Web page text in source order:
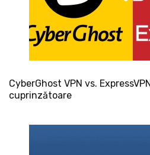
CyberGhost VPN vs.
cuprinzătoare